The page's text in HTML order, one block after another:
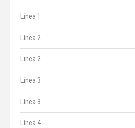
Línea 1
Línea 2
Linea 2
Línea 3
Línea 3
Línea 4